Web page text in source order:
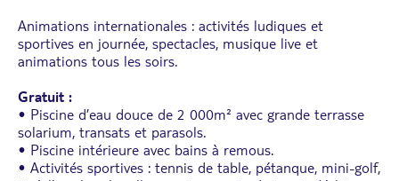
Animations internationales : activités ludiques et
sportives en journée, spectacles, musique live et
animations tous les soirs.
Gratuit :
• Piscine d’eau douce de 2 000m² avec grande terrasse
solarium, transats et parasols.
• Piscine intérieure avec bains à remous.
• Activités sportives : tennis de table, pétanque, mini-golf,